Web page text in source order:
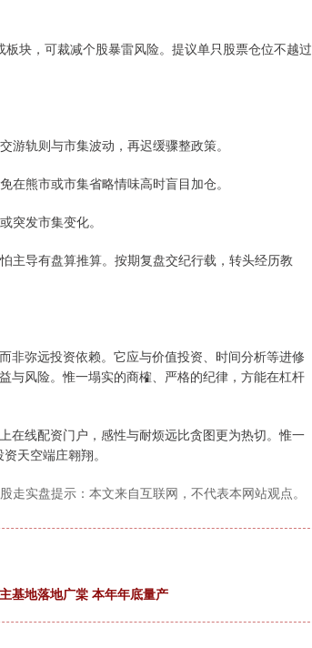
块，可裁减个股暴雷风险。提议单只股票仓位不越过
轨则与市集波动，再迟缓骤整政策。
熊市或市集省略情味高时盲目加仓。
突发市集变化。
主导有盘算推算。按期复盘交纪行载，转头经历教
非弥远投资依赖。它应与价值投资、时间分析等进修
与风险。惟一塌实的商榷、严格的纪律，方能在杠杆
在线配资门户，感性与耐烦远比贪图更为热切。惟一
天空端庄翱翔。
走实盘提示：本文来自互联网，不代表本网站观点。
基地落地广棠 本年年底量产